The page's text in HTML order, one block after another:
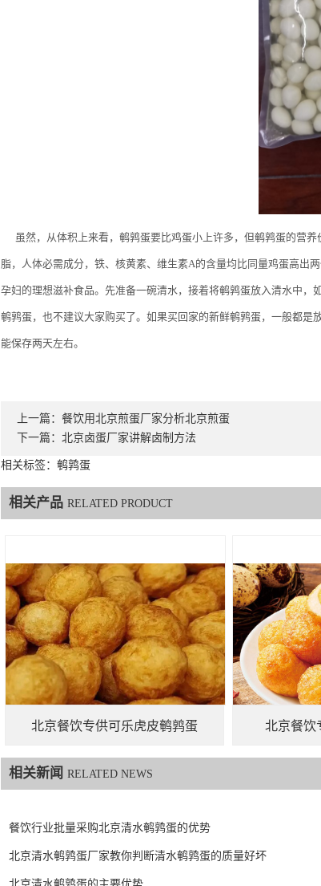
虽然，从体积上来看，鹌鹑蛋要比鸡蛋小上许多，但鹌鹑蛋的营
脂，人体必需成分，铁、核黄素、维生素A的含量均比同量鸡蛋高出
孕妇的理想滋补食品。先准备一碗清水，接着将鹌鹑蛋放入清水中
鹌鹑蛋，也不建议大家购买了。如果买回家的新鲜鹌鹑蛋，一般都
能保存两天左右。
上一篇： 餐饮用北京煎蛋厂家分析北京煎蛋
下一篇： 北京卤蛋厂家讲解卤制方法
相关标签：鹌鹑蛋
相关产品 RELATED PRODUCT
北京餐饮专供可乐虎皮鹌鹑蛋 北京餐饮
相关新闻 RELATED NEWS
餐饮行业批量采购北京清水鹌鹑蛋的优势
北京清水鹌鹑蛋厂家教你判断清水鹌鹑蛋的质量好坏